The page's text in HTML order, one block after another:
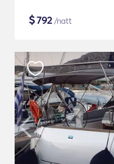
$792/natt